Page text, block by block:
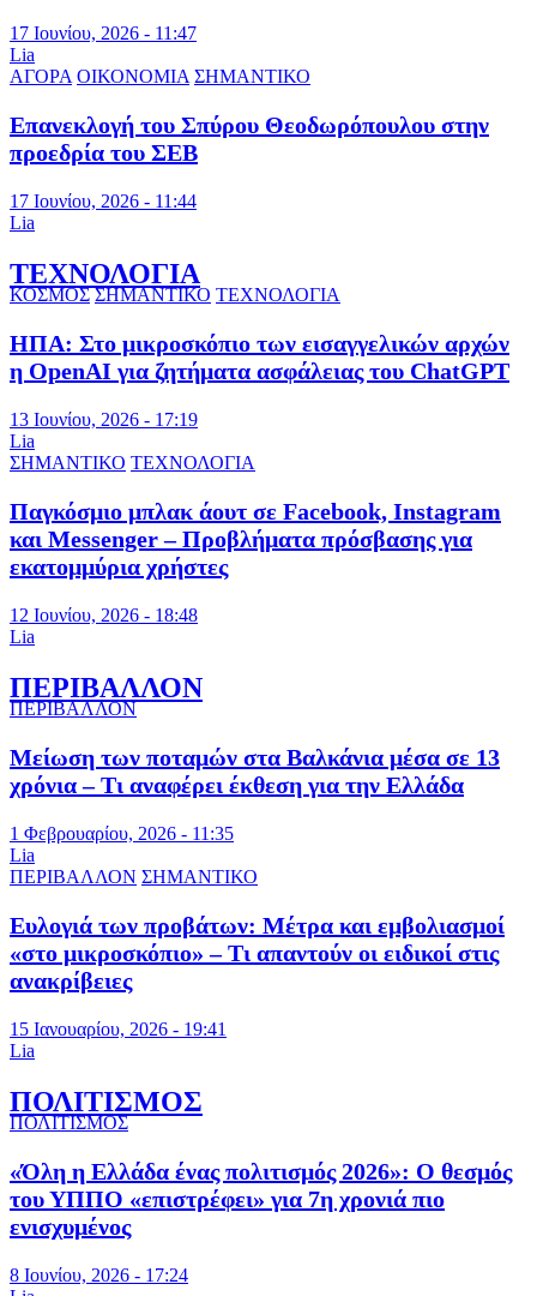
17 Ιουνίου, 2026 - 11:47
Lia
ΑΓΟΡΑ ΟΙΚΟΝΟΜΙΑ ΣΗΜΑΝΤΙΚΟ
Επανεκλογή του Σπύρου Θεοδωρόπουλου στην
προεδρία του ΣΕΒ
17 Ιουνίου, 2026 - 11:44
Lia
ΤΕΧΝΟΛΟΓΙΑ
ΚΟΣΜΟΣ ΣΗΜΑΝΤΙΚΟ ΤΕΧΝΟΛΟΓΙΑ
ΗΠΑ: Στο μικροσκόπιο των εισαγγελικών αρχών
η OpenAI για ζητήματα ασφάλειας του ChatGPT
13 Ιουνίου, 2026 - 17:19
Lia
ΣΗΜΑΝΤΙΚΟ ΤΕΧΝΟΛΟΓΙΑ
Παγκόσμιο μπλακ άουτ σε Facebook, Instagram
και Messenger – Προβλήματα πρόσβασης για
εκατομμύρια χρήστες
12 Ιουνίου, 2026 - 18:48
Lia
ΠΕΡΙΒΑΛΛΟΝ
ΠΕΡΙΒΑΛΛΟΝ
Μείωση των ποταμών στα Βαλκάνια μέσα σε 13
χρόνια – Τι αναφέρει έκθεση για την Ελλάδα
1 Φεβρουαρίου, 2026 - 11:35
Lia
ΠΕΡΙΒΑΛΛΟΝ ΣΗΜΑΝΤΙΚΟ
Ευλογιά των προβάτων: Μέτρα και εμβολιασμοί
«στο μικροσκόπιο» – Τι απαντούν οι ειδικοί στις
ανακρίβειες
15 Ιανουαρίου, 2026 - 19:41
Lia
ΠΟΛΙΤΙΣΜΟΣ
ΠΟΛΙΤΙΣΜΟΣ
«Όλη η Ελλάδα ένας πολιτισμός 2026»: Ο θεσμός
του ΥΠΠΟ «επιστρέφει» για 7η χρονιά πιο
ενισχυμένος
8 Ιουνίου, 2026 - 17:24